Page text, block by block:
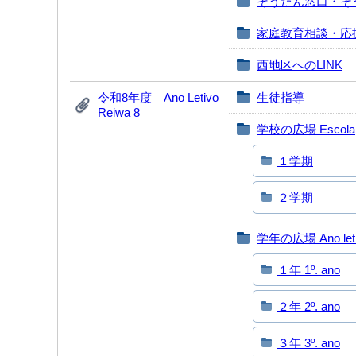
家庭教育相談・応
西地区へのLINK
令和8年度 Ano Letivo
Reiwa 8
生徒指導
学校の広場 Escola
１学期
２学期
学年の広場 Ano
１年 1º. ano
２年 2º. ano
３年 3º. ano